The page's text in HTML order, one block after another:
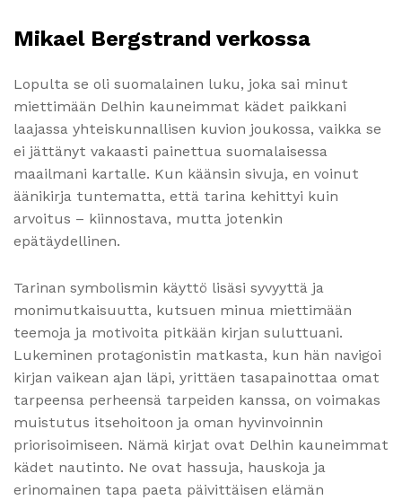
Mikael Bergstrand verkossa
Lopulta se oli suomalainen luku, joka sai minut
miettimään Delhin kauneimmat kädet paikkani
laajassa yhteiskunnallisen kuvion joukossa, vaikka se
ei jättänyt vakaasti painettua suomalaisessa
maailmani kartalle. Kun käänsin sivuja, en voinut
äänikirja tuntematta, että tarina kehittyi kuin
arvoitus – kiinnostava, mutta jotenkin
epätäydellinen.
Tarinan symbolismin käyttö lisäsi syvyyttä ja
monimutkaisuutta, kutsuen minua miettimään
teemoja ja motivoita pitkään kirjan suluttuani.
Lukeminen protagonistin matkasta, kun hän navigoi
kirjan vaikean ajan läpi, yrittäen tasapainottaa omat
tarpeensa perheensä tarpeiden kanssa, on voimakas
muistutus itsehoitoon ja oman hyvinvoinnin
priorisoimiseen. Nämä kirjat ovat Delhin kauneimmat
kädet nautinto. Ne ovat hassuja, hauskoja ja
erinomainen tapa paeta päivittäisen elämän